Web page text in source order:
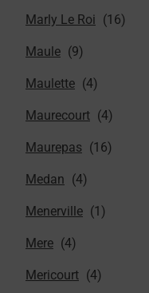
Marly Le Roi
Maule
Maulette
Maurecourt
Maurepas
Medan
Menerville
Mere
Mericourt